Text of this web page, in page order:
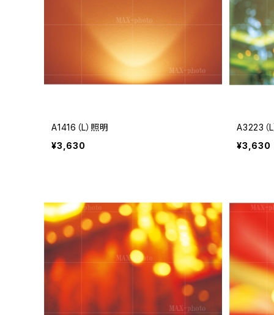
A1416（L）照明
¥3,630
A3223（
¥3,630